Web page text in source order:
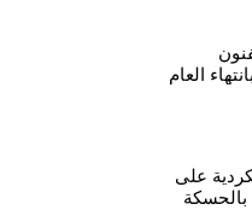
العام
على
بالحسكة